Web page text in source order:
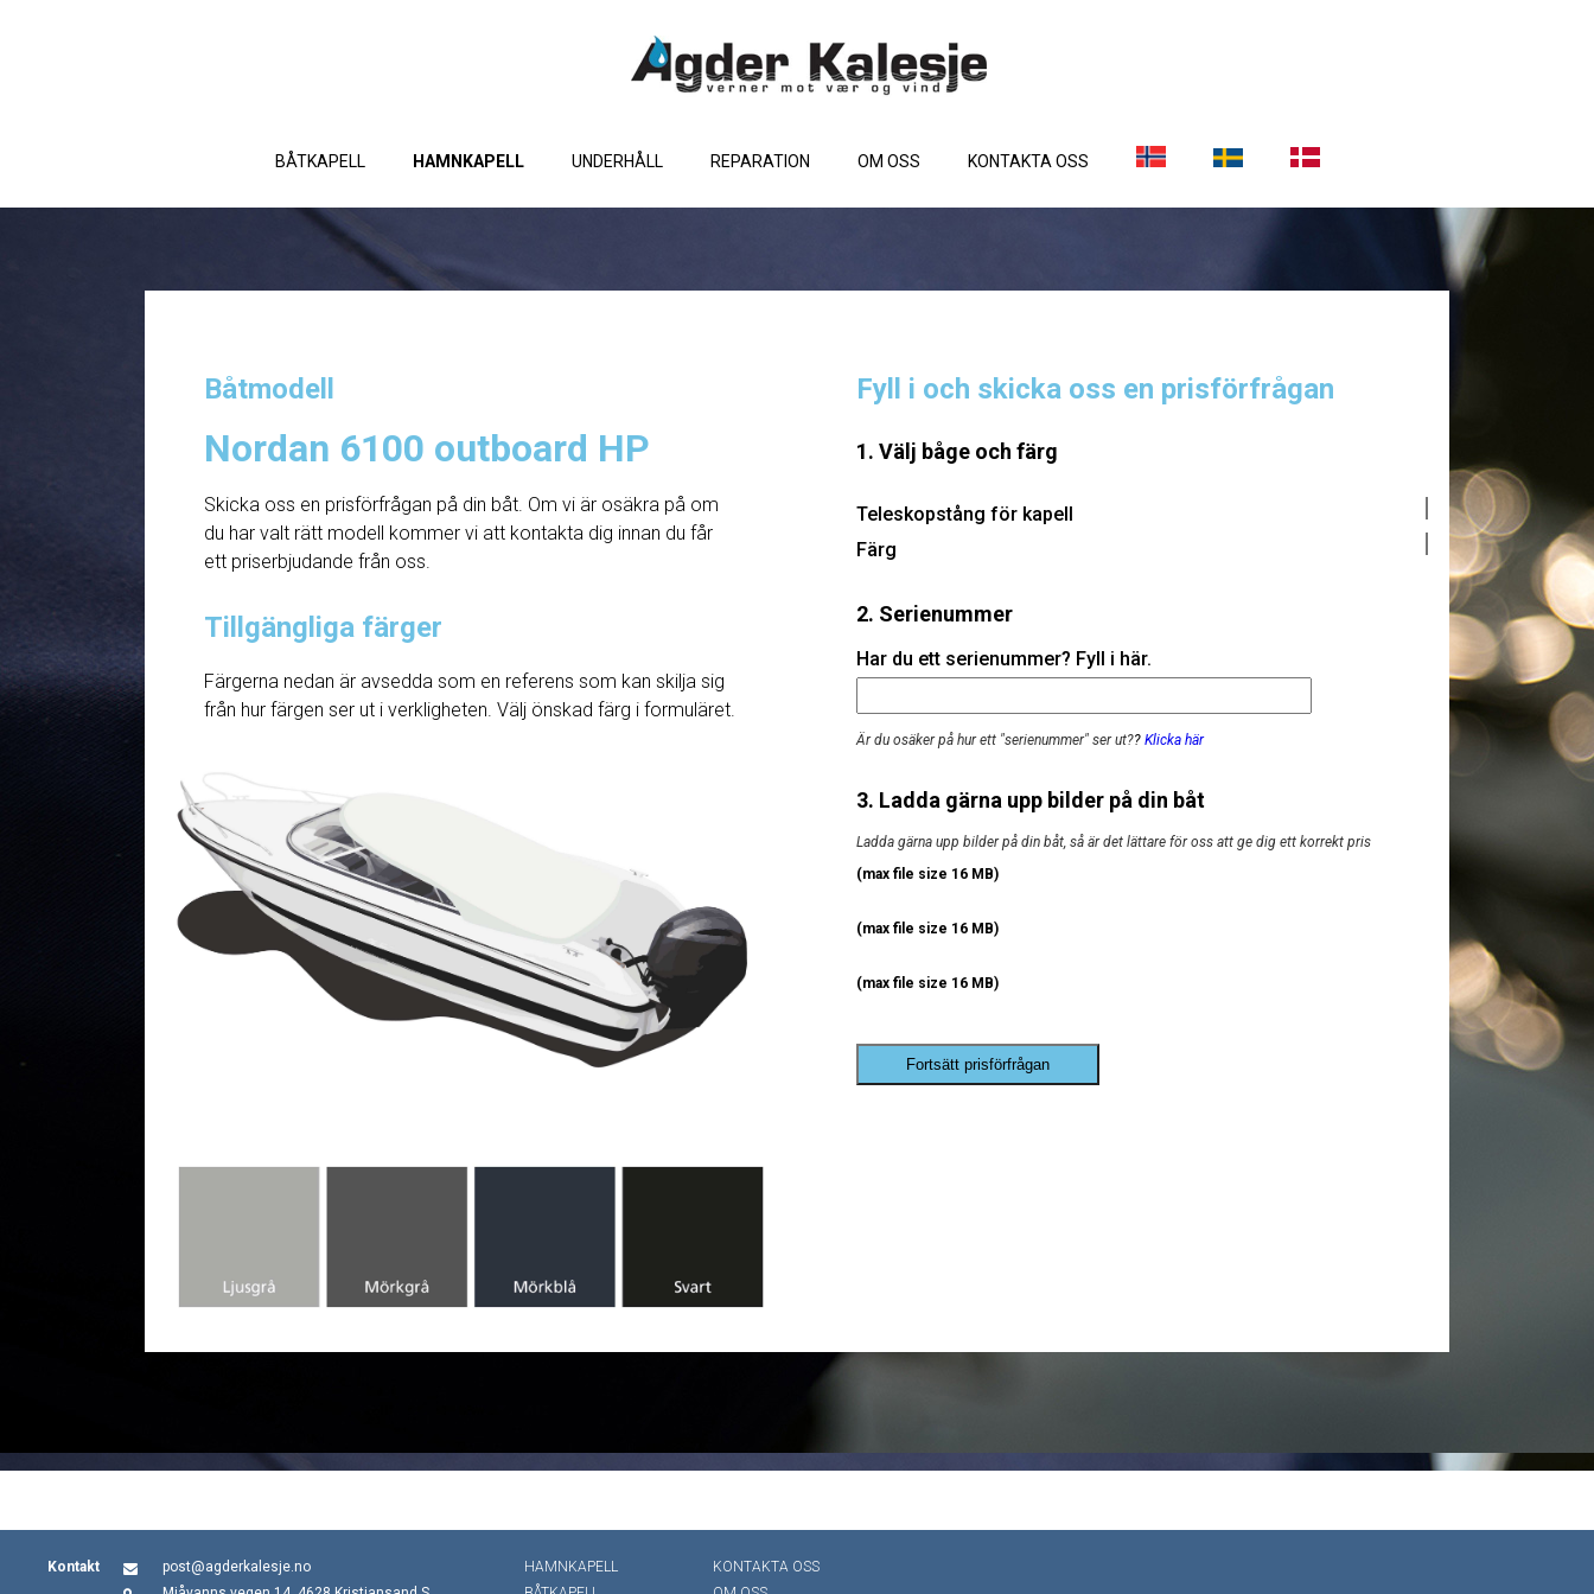
BÅTKAPELL HAMNKAPELL UNDERHÅLL REPARATION OM OSS KONTAKTA OSS
Båtmodell
Nordan 6100 outboard HP
Skicka oss en prisförfrågan på din båt. Om vi ​​är osäkra på om
du har valt rätt modell kommer vi att kontakta dig innan du får
ett priserbjudande från oss.
Tillgängliga färger
Färgerna nedan är avsedda som en referens som kan skilja sig
från hur färgen ser ut i verkligheten. Välj önskad färg i formuläret.
Fyll i och skicka oss en prisförfrågan
1. Välj båge och färg
Teleskopstång för kapell
Färg
2. Serienummer
Har du ett serienummer? Fyll i här.
Är du osäker på hur ett "serienummer" ser ut?? Klicka här
3. Ladda gärna upp bilder på din båt
Ladda gärna upp bilder på din båt, så är det lättare för oss att ge dig ett korrekt pris
(max file size 16 MB)
(max file size 16 MB)
(max file size 16 MB)
Fortsätt prisförfrågan
Kontakt
post@agderkalesje.no
HAMNKAPELL
KONTAKTA OSS